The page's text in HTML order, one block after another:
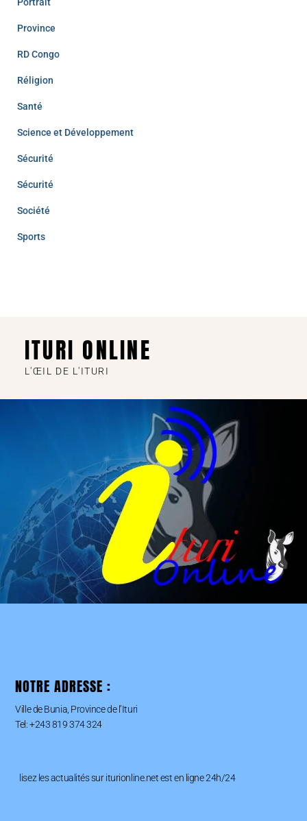
Province
RD Congo
Réligion
Santé
Science et Développement
Sécurité
Sécurité
Société
Sports
ITURI ONLINE
L'ŒIL DE L'ITURI
NOTRE ADRESSE :
Ville de Bunia, Province de l’Ituri
Tel: +243 819 374 324
lisez les actualités sur iturionline.net est en ligne 24h/24